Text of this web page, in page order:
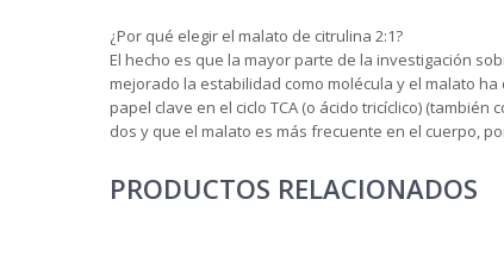
¿Por qué elegir el malato de citrulina 2:1?
El hecho es que la mayor parte de la investigación
mejorado la estabilidad como molécula y el malato
papel clave en el ciclo TCA (o ácido tricíclico)
dos y que el malato es más frecuente en el cuerpo,
PRODUCTOS RELACIONADOS